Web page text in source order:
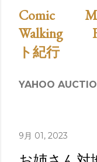
Comic
Walking
ト紀行
YAHOO
9月 01, 2023